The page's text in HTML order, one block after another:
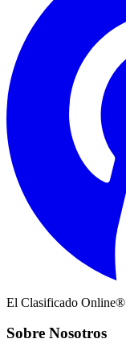
El Clasificado Online®
Sobre Nosotros